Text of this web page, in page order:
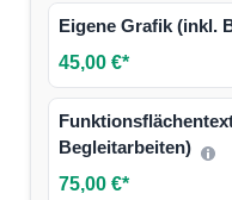
Eigene Grafik (inkl.
45,00 €*
Begleitarbeiten)
75,00 €*